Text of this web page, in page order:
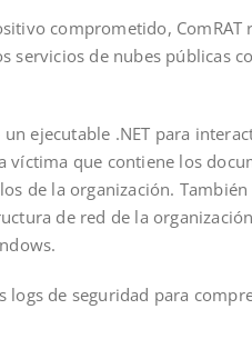
comprometido, ComRAT
servicios de nubes públicas
ejecutable .NET para
víctima que contiene los
de la organización.
de red de la
logs de seguridad para